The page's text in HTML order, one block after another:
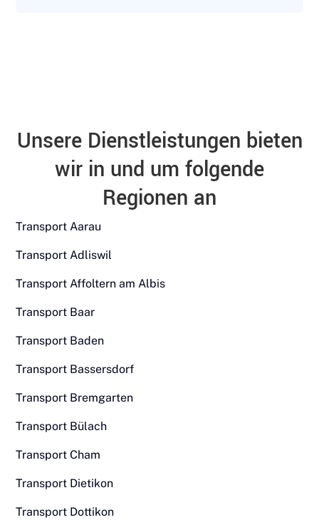
Unsere Dienstleistungen bieten
wir in und um folgende
Regionen an
Transport Aarau
Transport Adliswil
Transport Affoltern am Albis
Transport Baar
Transport Baden
Transport Bassersdorf
Transport Bremgarten
Transport Bülach
Transport Cham
Transport Dietikon
Transport Dottikon